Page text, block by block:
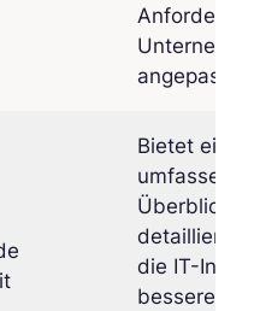
angepasst
Bietet einen
Überblick
detaillierte
die IT-
bessere